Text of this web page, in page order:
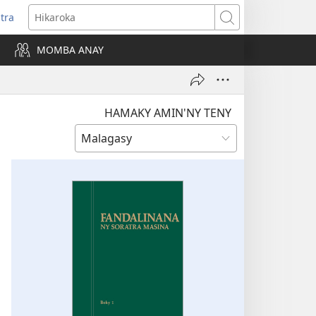
Hikaroka
MOMBA ANAY
HAMAKY AMIN'NY TENY